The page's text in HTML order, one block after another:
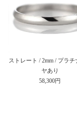
ストレート / 2mm / プラチ
ヤあり
58,300円